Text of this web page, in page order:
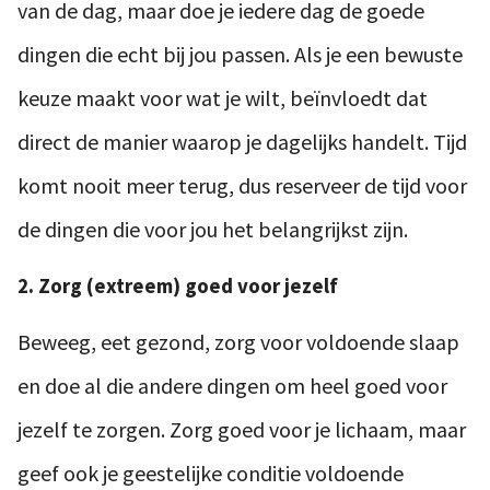
van de dag, maar doe je iedere dag de goede
dingen die echt bij jou passen. Als je een bewuste
keuze maakt voor wat je wilt, beïnvloedt dat
direct de manier waarop je dagelijks handelt. Tijd
komt nooit meer terug, dus reserveer de tijd voor
de dingen die voor jou het belangrijkst zijn.
2. Zorg (extreem) goed voor jezelf
Beweeg, eet gezond, zorg voor voldoende slaap
en doe al die andere dingen om heel goed voor
jezelf te zorgen. Zorg goed voor je lichaam, maar
geef ook je geestelijke conditie voldoende